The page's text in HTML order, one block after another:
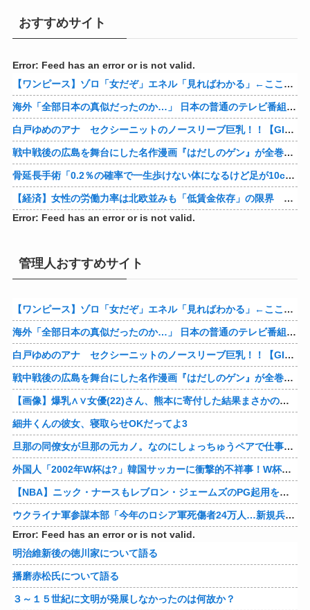
おすすめサイト
Error: Feed has an error or is not valid.
【ワンピース】ゾロ「女だぞ」エネル「見ればわかる」←ここ好きすぎるｗｗｗｗｗｗｗｗｗｗｗｗｗ
海外「全部日本の真似だったのか…」 日本の普通のテレビ番組が最新SNSの数十年先を行っていたと話題に
白戸ゆめのアナ セクシーニットのノースリーブ巨乳！！【GIF動画あり】
戦中戦後の広島を舞台にした名作漫画『はだしのゲン』が全巻50％オフで買える激安セール開催！！このチャンスを見逃すな！！
骨延長手術「0.2％の確率で一生歩けない体になるけど足が10cm伸びます」←コスパ良すぎるだろ
【経済】女性の労働力率は北欧並みも「低賃金依存」の限界 団塊世代の完全引退で、企業が迫られる“最後の選択”
Error: Feed has an error or is not valid.
管理人おすすめサイト
【ワンピース】ゾロ「女だぞ」エネル「見ればわかる」←ここ好きすぎるｗｗｗｗｗｗｗｗｗｗｗｗｗ
海外「全部日本の真似だったのか…」 日本の普通のテレビ番組が最新SNSの数十年先を行っていたと話題に
白戸ゆめのアナ セクシーニットのノースリーブ巨乳！！【GIF動画あり】
戦中戦後の広島を舞台にした名作漫画『はだしのゲン』が全巻50％オフで買える激安セール開催！！このチャンスを見逃すな！！
【画像】爆乳∧∨女優(22)さん、熊本に寄付した結果まさかの事態に・・・・・・
細井くんの彼女、寝取らせOKだってよ3
旦那の同僚女が旦那の元カノ。なのにしょっちゅうペアで仕事してて遅くまで残業したり二人で出張に行ったり。なんで「今度の出張は一人で行く」って嘘つくのかな
外国人「2002年W杯は?」韓国サッカーに衝撃的不祥事！W杯予選でレフリーへの性的接待発覚！海外騒然！【海外の反応】
【NBA】ニック・ナースもレブロン・ジェームズのPG起用を示唆か
ウクライナ軍参謀本部「今年のロシア軍死傷者24万人…新規兵力の募集規模を上回る」！
Error: Feed has an error or is not valid.
明治維新後の徳川家について語る
播磨赤松氏について語る
３～１５世紀に文明が発展しなかったのは何故か？